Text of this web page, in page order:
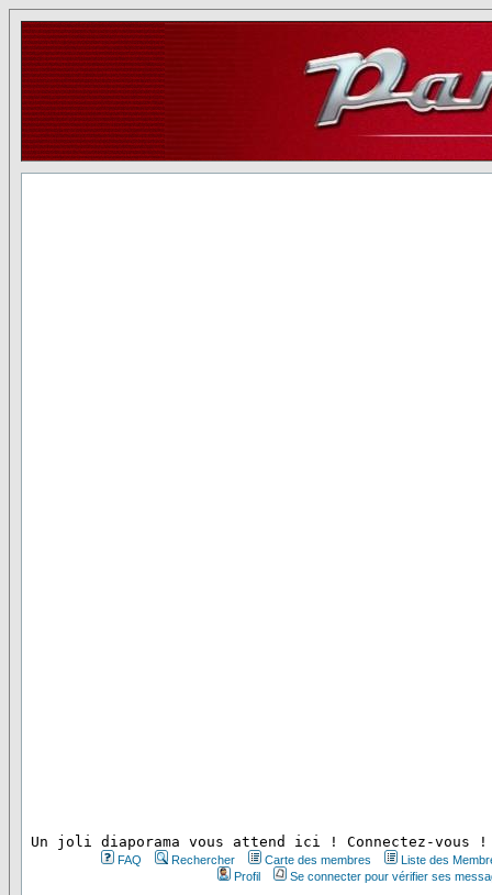
Un joli diaporama vous attend ici ! Connectez-vous !
FAQ Rechercher Carte des membres
Liste des
Profil
Se connecter pour vérifier ses